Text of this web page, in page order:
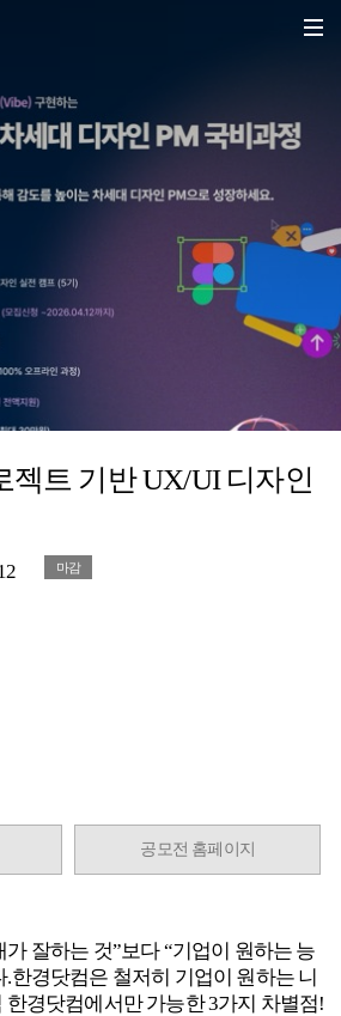
젝트 기반 UX/UI 디자인
마감
공모전 홈페이지
잘하는 것”보다 “기업이 원하는 능
한경닷컴은 철저히 기업이 원하는 니
한경닷컴에서만 가능한 3가지 차별점!